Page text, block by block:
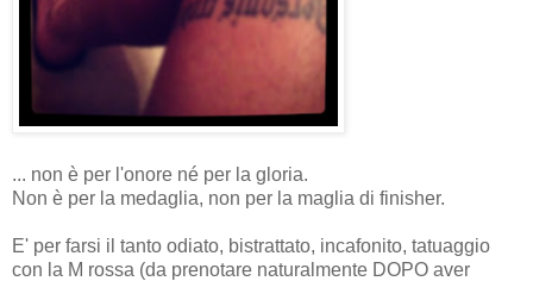
... non è per l'onore né per la gloria.
Non è per la medaglia, non per la maglia di finisher.
E' per farsi il tanto odiato, bistrattato, incafonito, tatuaggio
con la M rossa (da prenotare naturalmente DOPO aver